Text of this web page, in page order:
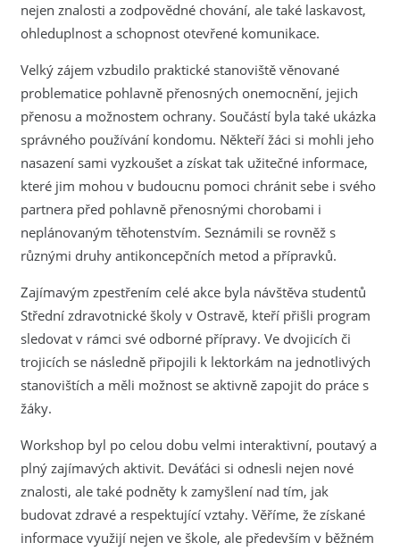
nejen znalosti a zodpovědné chování, ale také laskavost,
ohleduplnost a schopnost otevřené komunikace.
Velký zájem vzbudilo praktické stanoviště věnované
problematice pohlavně přenosných onemocnění, jejich
přenosu a možnostem ochrany. Součástí byla také ukázka
správného používání kondomu. Někteří žáci si mohli jeho
nasazení sami vyzkoušet a získat tak užitečné informace,
které jim mohou v budoucnu pomoci chránit sebe i svého
partnera před pohlavně přenosnými chorobami i
neplánovaným těhotenstvím. Seznámili se rovněž s
různými druhy antikoncepčních metod a přípravků.
Zajímavým zpestřením celé akce byla návštěva studentů
Střední zdravotnické školy v Ostravě, kteří přišli program
sledovat v rámci své odborné přípravy. Ve dvojicích či
trojicích se následně připojili k lektorkám na jednotlivých
stanovištích a měli možnost se aktivně zapojit do práce s
žáky.
Workshop byl po celou dobu velmi interaktivní, poutavý a
plný zajímavých aktivit. Deváťáci si odnesli nejen nové
znalosti, ale také podněty k zamyšlení nad tím, jak
budovat zdravé a respektující vztahy. Věříme, že získané
informace využijí nejen ve škole, ale především v běžném